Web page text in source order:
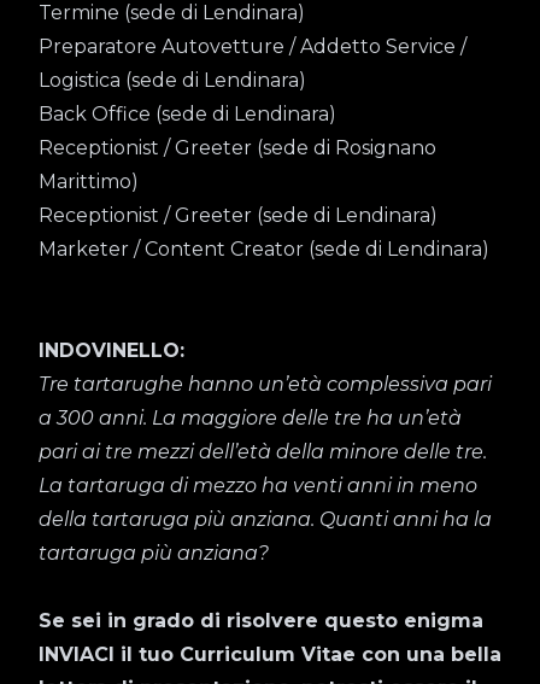
Termine (sede di Lendinara)
Preparatore Autovetture / Addetto Service /
Logistica (sede di Lendinara)
Back Office (sede di Lendinara)
Receptionist / Greeter (sede di Rosignano
Marittimo)
Receptionist / Greeter (sede di Lendinara)
Marketer / Content Creator (sede di Lendinara)
INDOVINELLO:
Tre tartarughe hanno un’età complessiva pari
a 300 anni. La maggiore delle tre ha un’età
pari ai tre mezzi dell’età della minore delle tre.
La tartaruga di mezzo ha venti anni in meno
della tartaruga più anziana. Quanti anni ha la
tartaruga più anziana?
Se sei in grado di risolvere questo enigma
INVIACI il tuo Curriculum Vitae con una bella